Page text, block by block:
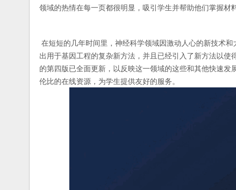
领域的热情在每一页都很明显，吸引学生并帮助他们掌握材料
在短短的几年时间里，神经科学领域因激动人心的新技术
出用于基因工程的复杂新方法，并且已经引入了新方法以
的第四版已全面更新，以反映这一领域的这些和其他快速
伦比的在线资源，为学生提供友好的服务。